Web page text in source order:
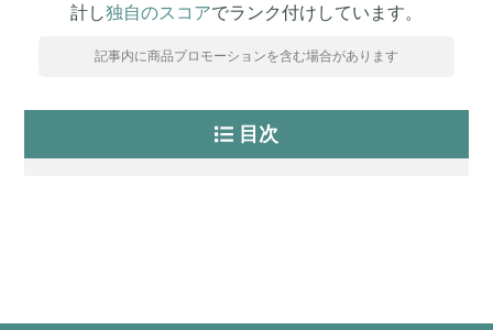
計し独自のスコアでランク付けしています。
記事内に商品プロモーションを含む場合があります
目次